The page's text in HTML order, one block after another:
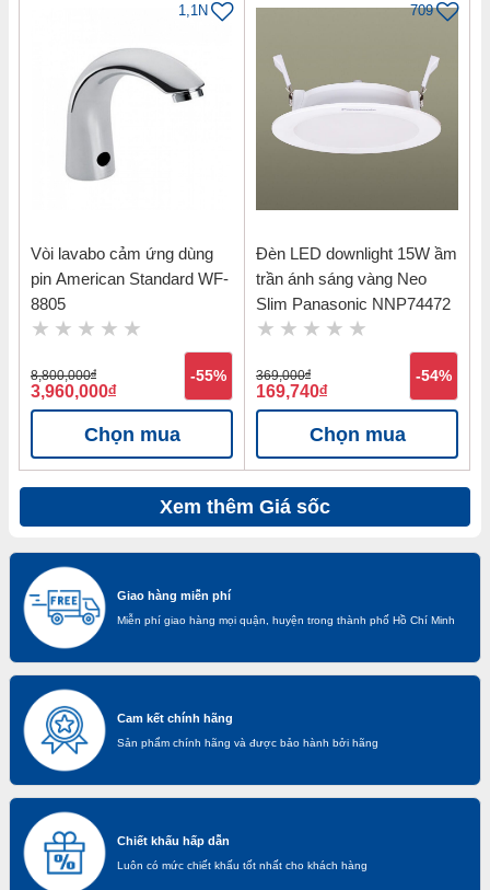
1,1N
Vòi lavabo cảm ứng dùng
pin American Standard WF-
8805
8,800,000đ
3,960,000đ
-55%
Chọn mua
709
Đèn LED downlight 15W ầm
trần ánh sáng vàng Neo
Slim Panasonic NNP74472
369,000đ
169,740đ
-54%
Chọn mua
Xem thêm Giá sốc
Giao hàng miễn phí
Miễn phí giao hàng mọi quận, huyện trong thành phố Hồ Chí Minh
Cam kết chính hãng
Sản phẩm chính hãng và được bảo hành bởi hãng
Chiết khấu hấp dẫn
Luôn có mức chiết khấu tốt nhất cho khách hàng